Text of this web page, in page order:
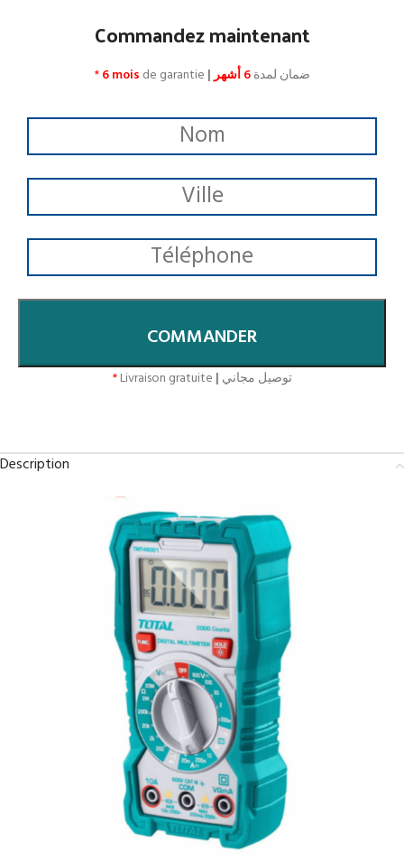
Commandez maintenant
*6 mois de garantie | ضمان لمدة6 أشهر
COMMANDER
*Livraison gratuite | توصيل مجاني
Description